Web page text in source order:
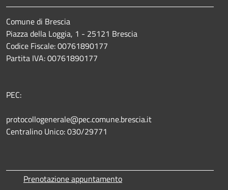
Comune di Brescia
Piazza della Loggia, 1 - 25121 Brescia
Codice Fiscale: 00761890177
Partita IVA: 00761890177
PEC:
protocollogenerale@pec.comune.brescia.it
Centralino Unico: 030/29771
Prenotazione appuntamento